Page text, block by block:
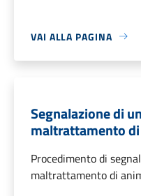
VAI ALLA PAGINA
Segnalazione di
maltrattamento
Procedimento di
maltrattamento di